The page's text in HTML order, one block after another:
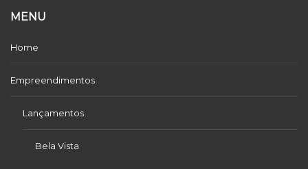
MENU
Home
Empreendimentos
Lançamentos
Bela Vista